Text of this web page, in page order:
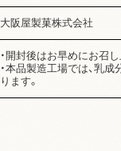
大阪屋製菓株式会社
・開封後はお早めにお召
・本品製造工場では、乳成
ります。